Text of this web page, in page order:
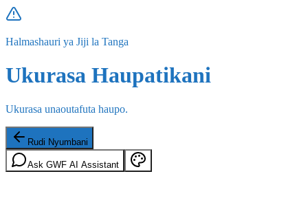
Halmashauri ya Jiji la Tanga
Ukurasa Haupatikani
Ukurasa unaoutafuta haupo.
Rudi Nyumbani
Ask GWF AI Assistant